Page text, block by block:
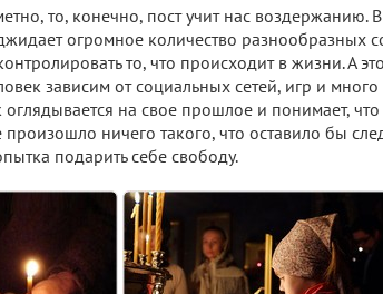
то, конечно, пост учит нас воздержанию. В
огромное количество разнообразных
то, что происходит в жизни. А
зависим от социальных сетей, игр и много
на свое прошлое и понимает, что
ничего такого, что оставило бы
подарить себе свободу.